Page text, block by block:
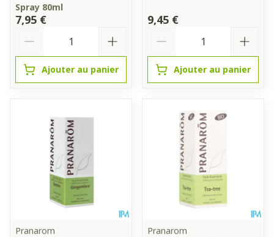
Spray 80ml
7,95 €
Ajouter au panier
9,45 €
Ajouter au panier
Pranarom
Pranarom